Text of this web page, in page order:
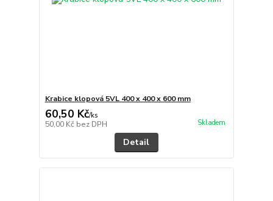
Krabice klopová 5VL 400 x 400 x 600 mm
60,50 Kč/ks
50,00 Kč bez DPH Skladem
Detail